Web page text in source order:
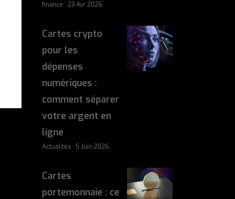
finance · 23 Avr 2026
Cartes crypto
pour les
dépenses
numériques :
comment séparer
votre argent en
ligne
Actualités · 5 Juin 2026
Cartes
portemonnaie : ce